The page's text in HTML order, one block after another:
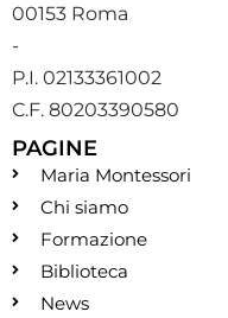
00153 Roma
-
P.I. 02133361002
C.F. 80203390580
PAGINE
Maria Montessori
Chi siamo
Formazione
Biblioteca
News